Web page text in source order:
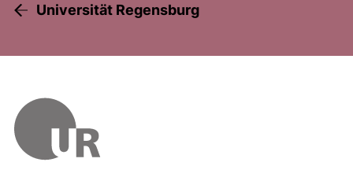
Universität Regensburg